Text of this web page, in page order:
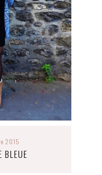
2015
BLEUE